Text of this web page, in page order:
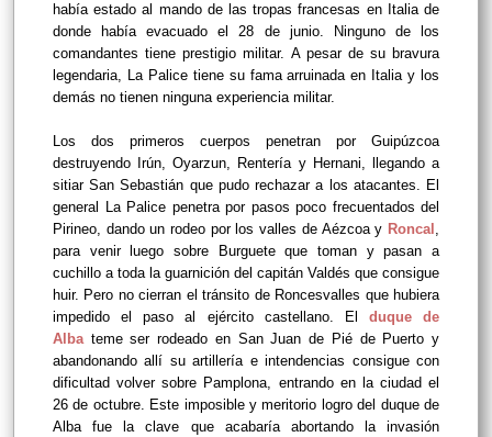
había estado al mando de las tropas francesas en Italia de
donde había evacuado el 28 de junio. Ninguno de los
comandantes tiene prestigio militar. A pesar de su bravura
legendaria, La Palice tiene su fama arruinada en Italia y los
demás no tienen ninguna experiencia militar.
Los dos primeros cuerpos penetran por Guipúzcoa
destruyendo Irún, Oyarzun, Rentería y Hernani, llegando a
sitiar San Sebastián que pudo rechazar a los atacantes. El
general La Palice penetra por pasos poco frecuentados del
Pirineo, dando un rodeo por los valles de Aézcoa y Roncal ,
para venir luego sobre Burguete que toman y pasan a
cuchillo a toda la guarnición del capitán Valdés que consigue
huir. Pero no cierran el tránsito de Roncesvalles que hubiera
impedido el paso al ejército castellano. El duque de
Alba teme ser rodeado en San Juan de Pié de Puerto y
abandonando allí su artillería e intendencias consigue con
dificultad volver sobre Pamplona, entrando en la ciudad el
26 de octubre. Este imposible y meritorio logro del duque de
Alba fue la clave que acabaría abortando la invasión